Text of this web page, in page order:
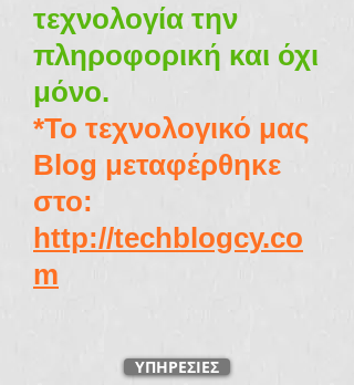
τεχνολογία την
πληροφορική και όχι
μόνο.
*Το τεχνολογικό μας
Blog μεταφέρθηκε
στο:
http://techblogcy.co
m
ΥΠΗΡΕΣΙΕΣ